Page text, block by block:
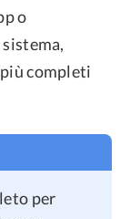
o
completi
per